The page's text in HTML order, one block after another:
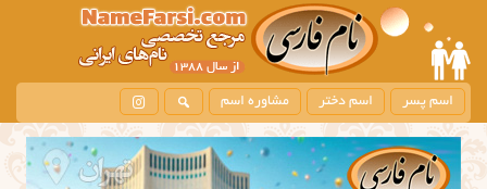
m
اسم پسر اسم دختر مشاوره اسم